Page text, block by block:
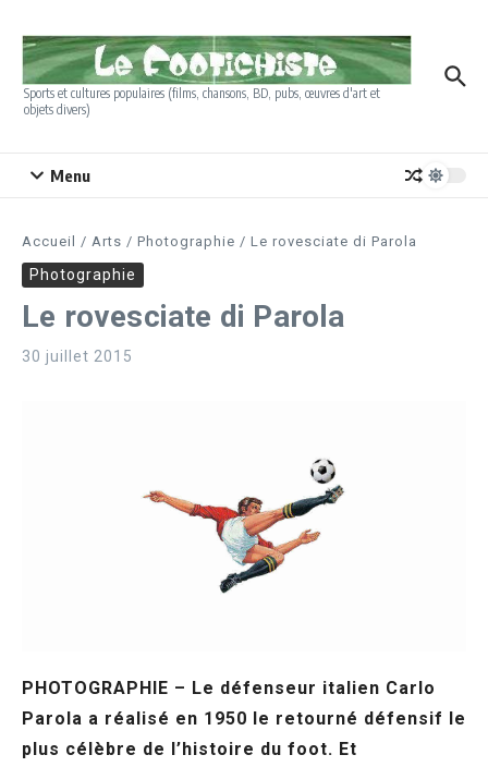
Sports et cultures populaires (films, chansons, BD, pubs, œuvres d'art et
objets divers)
Menu
Accueil / Arts / Photographie / Le rovesciate di Parola
Photographie
Le rovesciate di Parola
30 juillet 2015
PHOTOGRAPHIE – Le défenseur italien Carlo
Parola a réalisé en 1950 le retourné défensif le
plus célèbre de l’histoire du foot. Et